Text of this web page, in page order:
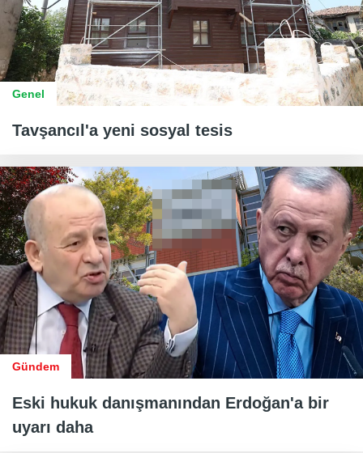
Genel
Tavşancıl'a yeni sosyal tesis
Gündem
Eski hukuk danışmanından Erdoğan'a bir
uyarı daha